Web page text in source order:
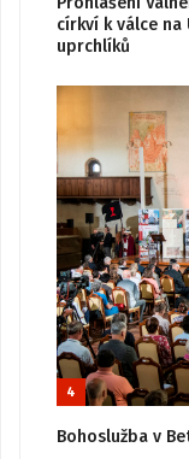
církví k válce na
uprchlíků
4
Bohoslužba v